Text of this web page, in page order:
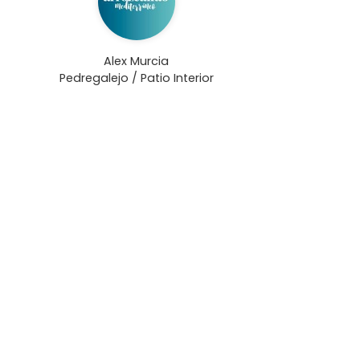
Alex Murcia
Pedregalejo / Patio Interior